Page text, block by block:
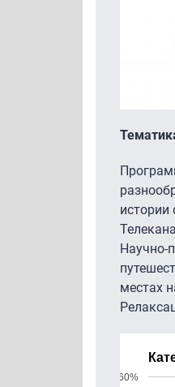
истории
Научно-
местах
60%